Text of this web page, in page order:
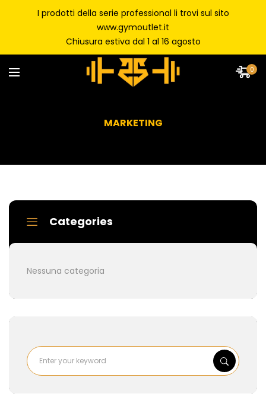
I prodotti della serie professional li trovi sul sito
www.gymoutlet.it
Chiusura estiva dal 1 al 16 agosto
0
MARKETING
Categories
Nessuna categoria